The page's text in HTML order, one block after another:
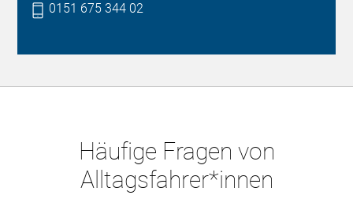
0151 675 344 02
Häufige Fragen von
Alltagsfahrer*innen